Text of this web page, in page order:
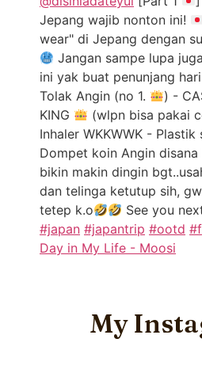
Jepang wajib nonton ini!
wear" di Jepang dengan
Jangan sampe lupa
ini yak buat penunjang
Tolak Angin (no 1.
) -
KING
(wlpn bisa pakai
Inhaler WKKWWK -
Dompet koin Angin
bikin makin dingin
dan telinga ketutup sih,
tetep k.o
See you
#japan #japantrip #ootd
Day in My Life - Moosi
My